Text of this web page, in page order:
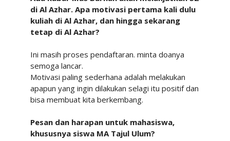
di Al Azhar. Apa motivasi pertama kali dulu
kuliah di Al Azhar, dan hingga sekarang
tetap di Al Azhar?
Ini masih proses pendaftaran. minta doanya
semoga lancar.
Motivasi paling sederhana adalah melakukan
apapun yang ingin dilakukan selagi itu positif dan
bisa membuat kita berkembang.
Pesan dan harapan untuk mahasiswa,
khususnya siswa MA Tajul Ulum?